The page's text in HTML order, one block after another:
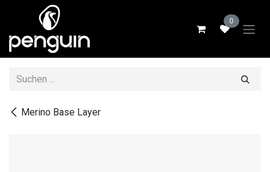
Zum Inhalt springen
0
Merino Base Layer